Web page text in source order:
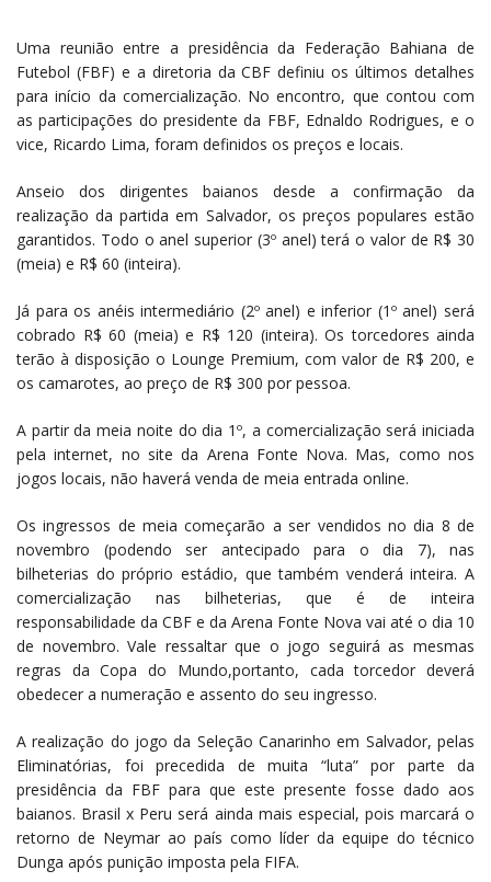
Uma reunião entre a presidência da Federação Bahiana de
Futebol (FBF) e a diretoria da CBF definiu os últimos detalhes
para início da comercialização. No encontro, que contou com
as participações do presidente da FBF, Ednaldo Rodrigues, e o
vice, Ricardo Lima, foram definidos os preços e locais.
Anseio dos dirigentes baianos desde a confirmação da
realização da partida em Salvador, os preços populares estão
garantidos. Todo o anel superior (3º anel) terá o valor de R$ 30
(meia) e R$ 60 (inteira).
Já para os anéis intermediário (2º anel) e inferior (1º anel) será
cobrado R$ 60 (meia) e R$ 120 (inteira). Os torcedores ainda
terão à disposição o Lounge Premium, com valor de R$ 200, e
os camarotes, ao preço de R$ 300 por pessoa.
A partir da meia noite do dia 1º, a comercialização será iniciada
pela internet, no site da Arena Fonte Nova. Mas, como nos
jogos locais, não haverá venda de meia entrada online.
Os ingressos de meia começarão a ser vendidos no dia 8 de
novembro (podendo ser antecipado para o dia 7), nas
bilheterias do próprio estádio, que também venderá inteira. A
comercialização nas bilheterias, que é de inteira
responsabilidade da CBF e da Arena Fonte Nova vai até o dia 10
de novembro. Vale ressaltar que o jogo seguirá as mesmas
regras da Copa do Mundo,portanto, cada torcedor deverá
obedecer a numeração e assento do seu ingresso.
A realização do jogo da Seleção Canarinho em Salvador, pelas
Eliminatórias, foi precedida de muita “luta” por parte da
presidência da FBF para que este presente fosse dado aos
baianos. Brasil x Peru será ainda mais especial, pois marcará o
retorno de Neymar ao país como líder da equipe do técnico
Dunga após punição imposta pela FIFA.